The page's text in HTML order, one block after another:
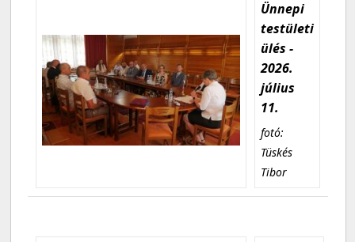
Ünnepi
testületi
ülés -
2026.
július
11.
fotó:
Tüskés
Tibor